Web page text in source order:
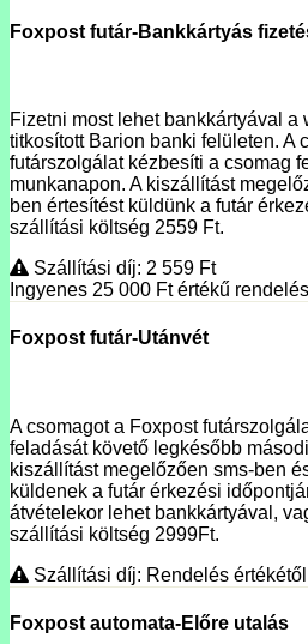
Foxpost futár-Bankkártyás
Fizetni most lehet bankkártyával a
titkosított Barion banki felületen. A
futárszolgálat kézbesíti a csomag
munkanapon. A kiszállítást
ben értesítést küldünk a futár
szállítási költség 2559 Ft.
Szállítási díj: 2 559 Ft
Ingyenes 25 000 Ftértékű
Foxpost futár-Utánvét
A csomagot a Foxpost
feladását követő legkésőbb
kiszállítást megelőzően sms-ben
küldenek a futár érkezési
átvételekor lehet bankkártyával,
szállítási költség 2999Ft.
Szállítási díj: Rendelés
Foxpost automata-Előre utalás